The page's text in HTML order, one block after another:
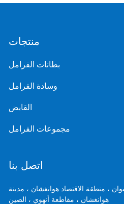
منتجات
بطانات الفرامل
وسادة الفرامل
القابض
مجموعات الفرامل
اتصل بنا
، منطقة الاقتصاد هوانغشان ، مدينة
هوانغشان ، مقاطعة أنهوي ، الصين